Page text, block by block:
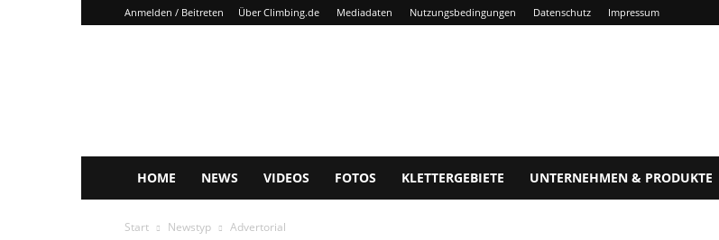
Anmelden / Beitreten Über Climbing.de Mediadaten Nutzungsbedingungen Datenschutz Impressum
HOME NEWS VIDEOS FOTOS KLETTERGEBIETE UNTERNEHMEN & PRODUKTE
Start Newstyp Advertorial